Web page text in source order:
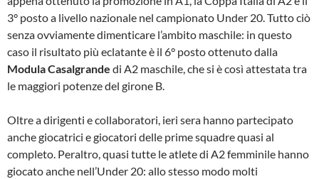
3° posto a livello nazionale nel campionato Under 20. Tutto ciò
senza ovviamente dimenticare l’ambito maschile: in questo
caso il risultato più eclatante è il 6° posto ottenuto dalla
Modula Casalgrande di A2 maschile, che si è così attestata tra
le maggiori potenze del girone B.
Oltre a dirigenti e collaboratori, ieri sera hanno partecipato
anche giocatrici e giocatori delle prime squadre quasi al
completo. Peraltro, quasi tutte le atlete di A2 femminile hanno
giocato anche nell’Under 20: allo stesso modo molti